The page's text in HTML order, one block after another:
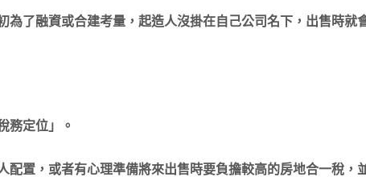
為了融資或合建考量，起造人沒掛在自己公司名下，出售時就
務定位」。
配置，或者有心理準備將來出售時要負擔較高的房地合一稅，